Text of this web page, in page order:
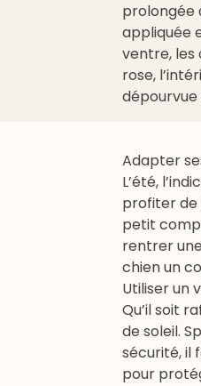
prolongée
appliquée
ventre, les
rose,
dépourvue
Adapter
L’été,
profiter de
petit
rentrer
chien un
Utiliser un
Qu’il soit
de soleil.
sécurité, il
pour